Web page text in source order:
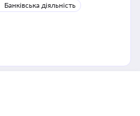
Банківська діяльність